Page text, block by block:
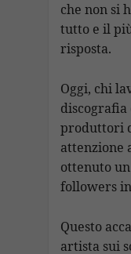
che non si
tutto e il
risposta.
Oggi, chi
discografia
produttori
attenzione
ottenuto
followers
Questo
artista sui